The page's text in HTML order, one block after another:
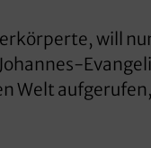
will
Welt